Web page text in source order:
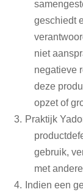
geschiedt
niet
negatieve
deze
opzet of
Praktijk
gebruik,
met
Indien een